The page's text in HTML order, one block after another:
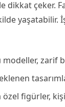
dikkat çeker.
modeller, zarif
figürler,